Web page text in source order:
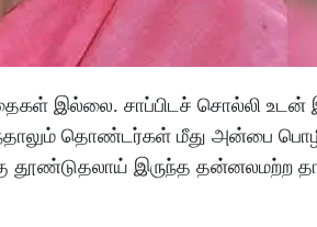
இல்லை. சாப்பிடச் சொல்லி உடன்
தொண்டர்கள் மீது அன்பை
தூண்டுதலாய் இருந்த தன்னலமற்ற